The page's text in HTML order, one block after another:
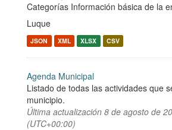
Categorías Información básica de la
Luque
JSON XML XLSX CSV
Agenda Municipal
Listado de todas las actividades que
municipio.
Última actualización 8 de agosto de
(UTC+00:00)